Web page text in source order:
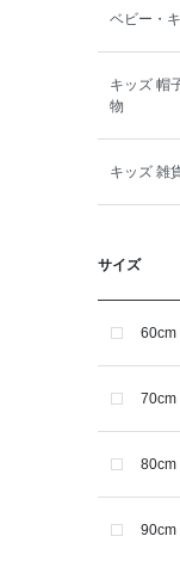
ベビー・
キッズ 帽
物
キッズ 雑
サイズ
60cm
70cm
80cm
90cm